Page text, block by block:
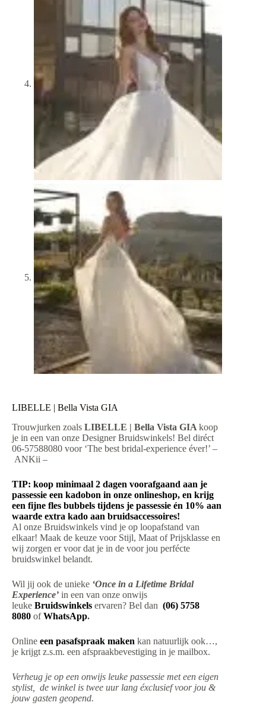
LIBELLE | Bella Vista GIA
Trouwjurken zoals LIBELLE | Bella Vista GIA koop
je in een van onze Designer Bruidswinkels! Bel diréct
06-57588080 voor ‘The best bridal-experience éver!’ –
ANKii –
TIP: koop minimaal 2 dagen voorafgaand aan je
passessie een kadobon in onze onlineshop, en krijg
een fijne fles bubbels tijdens je passessie én 10% aan
waarde extra kado aan bruidsaccessoires!
Al onze Bruidswinkels vind je op loopafstand van
elkaar! Maak de keuze voor Stijl, Maat of Prijsklasse en
wij zorgen er voor dat je in de voor jou perfécte
bruidswinkel belandt.
Wil jij ook de unieke ‘Once in a Lifetime Bridal
Experience’ in een van onze onwijs
leuke Bruidswinkels ervaren? Bel dan (06) 5758
8080 ofWhatsApp.
Online een pasafspraak maken kan natuurlijk ook…,
je krijgt z.s.m. een afspraakbevestiging in je mailbox.
Verheug je op een onwijs leuke passessie met een eigen
stylist, de winkel is twee uur lang éxclusief voor jou &
jouw gasten geopend.